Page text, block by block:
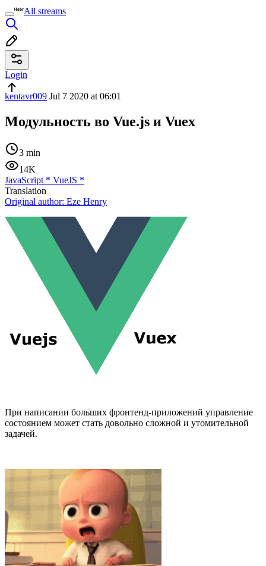
All streams
Login
kentavr009 Jul 7 2020 at 06:01
Модульность во Vue.js и Vuex
3 min
14K
JavaScript * VueJS *
Translation
Original author: Eze Henry
При написании больших фронтенд-приложений управление
состоянием может стать довольно сложной и утомительной
задачей.